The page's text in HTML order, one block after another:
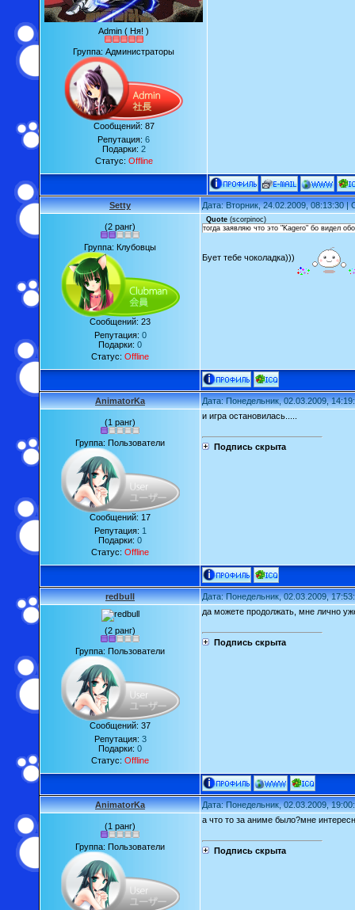
Admin ( Ня! )
Группа: Администраторы
Сообщений: 87
Репутация: 6
Подарки: 2
Статус: Offline
Setty Дата: Вторник, 24.02.2009, 08:13:30
(2 ранг)
Группа: Клубовцы
Сообщений: 23
Репутация: 0
Подарки: 0
Статус: Offline
Quote (scorpinoc)
тогда заявляю что это "Kagero" бо видел
Бует тебе чоколадка)))
AnimatorKa Дата: Понедельник, 02.03.2009,
(1 ранг)
Группа: Пользователи
Сообщений: 17
Репутация: 1
Подарки: 0
Статус: Offline
и игра остановилась.....
Подпись скрыта
redbull Дата: Понедельник, 02.03.2009,
(2 ранг)
Группа: Пользователи
Сообщений: 37
Репутация: 3
Подарки: 0
Статус: Offline
да можете продолжать, мне лично
Подпись скрыта
AnimatorKa Дата: Понедельник, 02.03.2009,
(1 ранг)
Группа: Пользователи
а что то за аниме было?мне
Подпись скрыта